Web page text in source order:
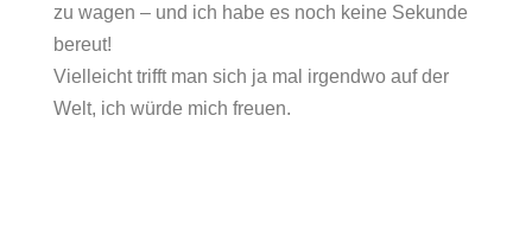
zu wagen – und ich habe es noch keine Sekunde
bereut!
Vielleicht trifft man sich ja mal irgendwo auf der
Welt, ich würde mich freuen.